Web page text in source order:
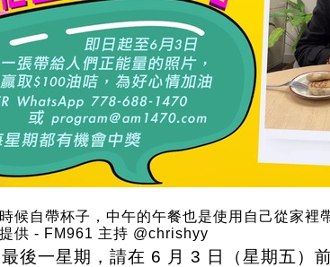
時候自帶杯子，中午的午餐也是使用自己從家裡
供 - FM961 主持 @chrishyy
後一星期，請在 6 月 3 日（星期五）